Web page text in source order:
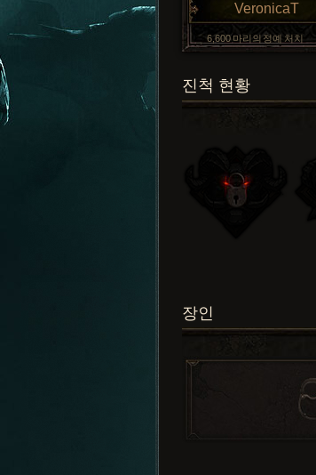
VeronicaT
6,600 마리의 정예 처치
진척 현황
장인